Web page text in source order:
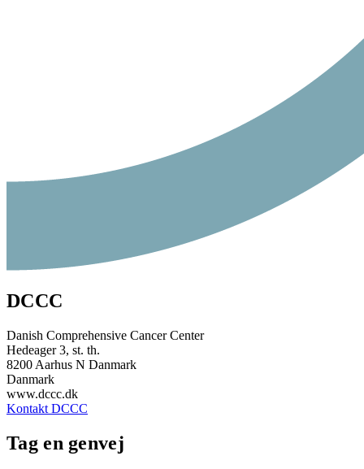
DCCC
Danish Comprehensive Cancer Center
Hedeager 3, st. th.
8200 Aarhus N Danmark
Danmark
www.dccc.dk
Kontakt DCCC
Tag en genvej